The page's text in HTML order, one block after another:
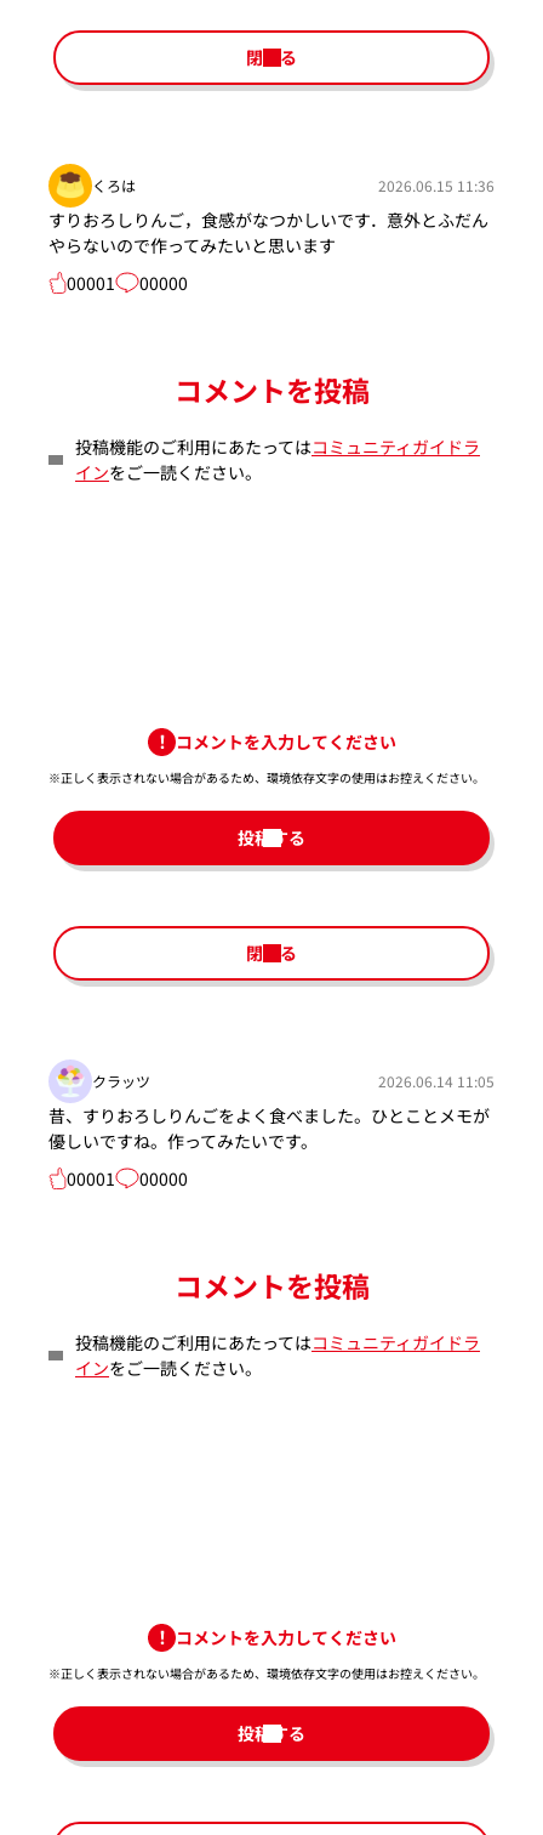
閉じる
くろは 2026.06.15 11:36
すりおろしりんご，食感がなつかしいです．意外とふだん
やらないので作ってみたいと思います
00001
00000
コメントを投稿
投稿機能のご利用にあたってはコミュニティガイドラ
インをご一読ください。
コメントを入力してください
※正しく表示されない場合があるため、環境依存文字の使用はお控えください。​
投稿する
閉じる
クラッツ 2026.06.14 11:05
昔、すりおろしりんごをよく食べました。ひとことメモが
優しいですね。作ってみたいです。
00001
00000
コメントを投稿
投稿機能のご利用にあたってはコミュニティガイドラ
インをご一読ください。
コメントを入力してください
※正しく表示されない場合があるため、環境依存文字の使用はお控えください。​
投稿する